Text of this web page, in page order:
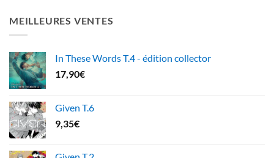
MEILLEURES VENTES
In These Words T.4 - édition collector
17,90€
Given T.6
9,35€